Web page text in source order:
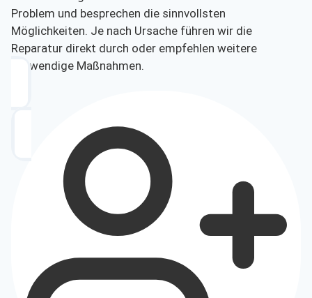
Problem und besprechen die sinnvollsten
Möglichkeiten. Je nach Ursache führen wir die
Reparatur direkt durch oder empfehlen weitere
notwendige Maßnahmen.